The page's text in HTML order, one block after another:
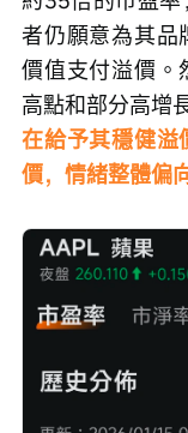
者仍願意為其品
價值支付溢價。
高點和部分高增
在給予其穩健溢
價，情緒整體偏